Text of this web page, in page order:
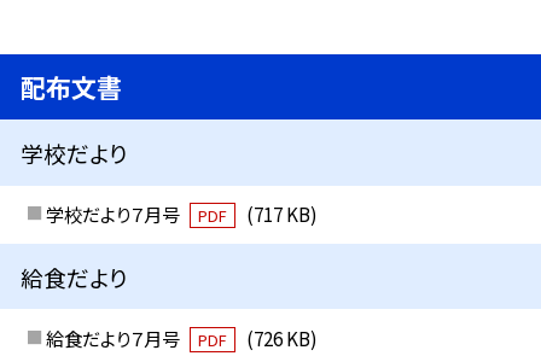
配布文書
学校だより
学校だより７月号 PDF (717 KB)
給食だより
給食だより７月号 PDF (726 KB)